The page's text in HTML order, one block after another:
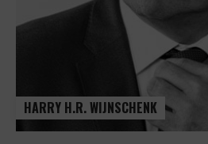
HARRY H.R. WIJNSCHENK